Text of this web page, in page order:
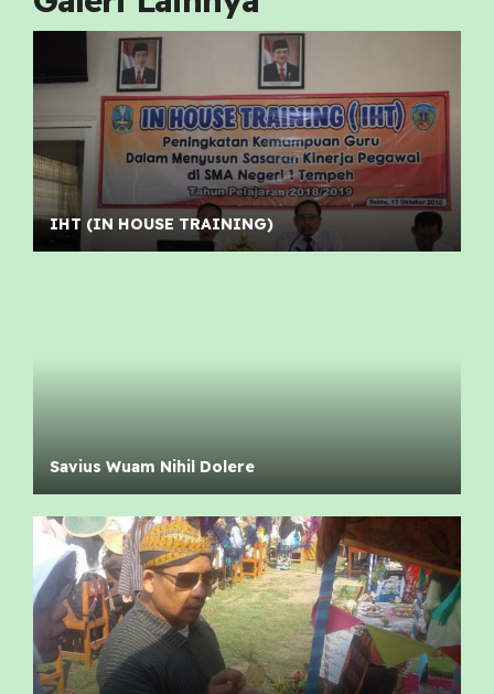
IHT (IN HOUSE TRAINING)
Savius Wuam Nihil Dolere